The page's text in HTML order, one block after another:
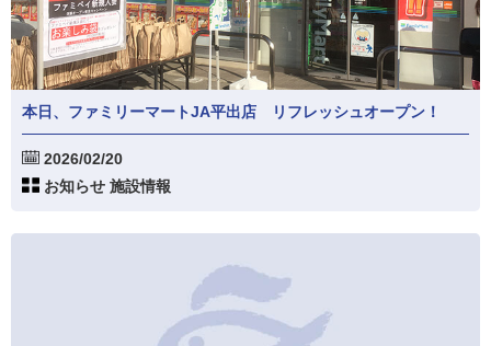
本日、ファミリーマートJA平出店 リフレッシュオープン！
2026/02/20
お知らせ 施設情報